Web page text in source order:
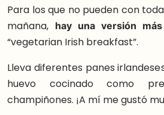
Para los que no pueden con
mañana, hay una versión
“vegetarian Irish breakfast”.
Lleva diferentes panes
huevo cocinado como
champiñones. ¡A mí me gustó